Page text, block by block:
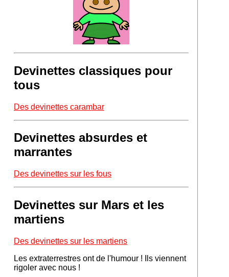
Devinettes classiques pour
tous
Des devinettes carambar
Devinettes absurdes et
marrantes
Des devinettes sur les fous
Devinettes sur Mars et les
martiens
Des devinettes sur les martiens
Les extraterrestres ont de l'humour ! Ils viennent
rigoler avec nous !